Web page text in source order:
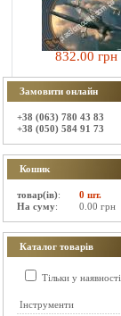
832.00 грн
Замовити онлайн
+38 (063) 780 43 83
+38 (050) 584 91 73
Кошик
товар(ів):
0 шт.
На суму: 0.00 грн
Каталог товарів
Тільки у наявності
Інструменти